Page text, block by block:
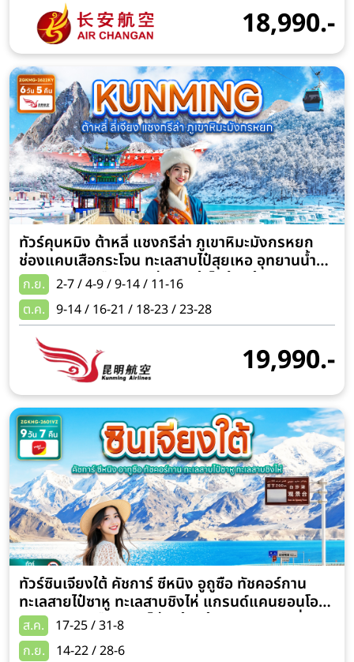
18,990.-
ทัวร์คุนหมิง ต้าหลี่ แชงกรีล่า ภูเขาหิมะมังกรหยก
ช่องแคบเสือกระโจน ทะเลสาบไป๋สุยเหอ อุทยานน้ำ
หยก 6 วัน 5 คืน (รวมค่ากระเช้าไฟฟ้าแล้ว) (พัก
โรงแรม 4 ดาว) เที่ยวครบทุกวัน ไม่มีอิสระ
ก.ย.
2-7 / 4-9 / 9-14 / 11-16
ต.ค.
9-14 / 16-21 / 18-23 / 23-28
19,990.-
ทัวร์ซินเจียงใต้ คัชการ์ ซีหนิง อูถูซือ ทัชคอร์กาน
ทะเลสายไป๋ซาหู ทะเลสาบชิงไห่ แกรนด์แคนยอนโออิ
ทาค 9 วัน 7 คืน (ทัวร์ไม่ลงร้านช้อป) ราคารวมขี่อูฐ
ทะเลทราย
ส.ค.
17-25 / 31-8
ก.ย.
14-22 / 28-6